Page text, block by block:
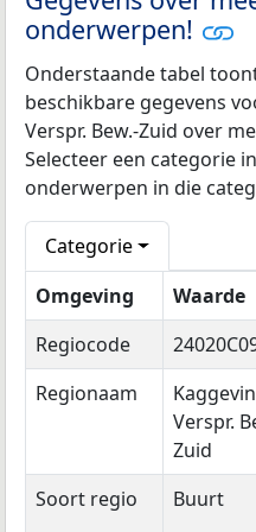
onderwerpen!
Onderstaande tabel
beschikbare gegevens
Verspr. Bew.-Zuid over
Selecteer een categorie
onderwerpen in die
Categorie
Omgeving
Waarde
Regiocode
Regionaam
Verspr.
Zuid
Soort regio Buurt